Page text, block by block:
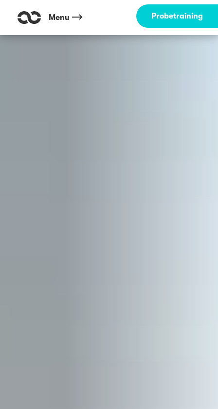
Menu Probetraining
Outdoor Fitness direkt um die Ecke: Neukölln / Kreuzberg -